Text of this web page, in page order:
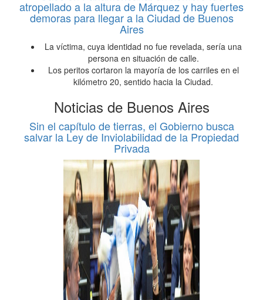
atropellado a la altura de Márquez y hay fuertes
demoras para llegar a la Ciudad de Buenos
Aires
La víctima, cuya identidad no fue revelada, sería una
persona en situación de calle.
Los peritos cortaron la mayoría de los carriles en el
kilómetro 20, sentido hacia la Ciudad.
Noticias de Buenos Aires
Sin el capítulo de tierras, el Gobierno busca
salvar la Ley de Inviolabilidad de la Propiedad
Privada